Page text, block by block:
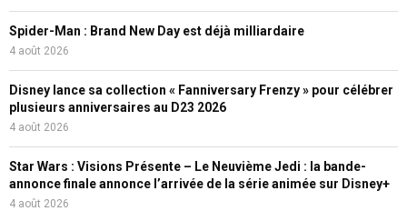
Spider-Man : Brand New Day est déjà milliardaire
4 août 2026
Disney lance sa collection « Fanniversary Frenzy » pour célébrer
plusieurs anniversaires au D23 2026
4 août 2026
Star Wars : Visions Présente – Le Neuvième Jedi : la bande-
annonce finale annonce l’arrivée de la série animée sur Disney+
4 août 2026